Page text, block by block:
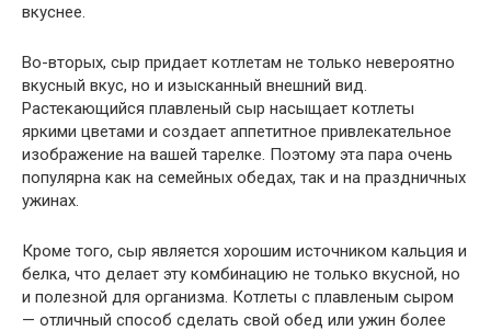
вкуснее.
Во-вторых, сыр придает котлетам не только невероятно
вкусный вкус, но и изысканный внешний вид.
Растекающийся плавленый сыр насыщает котлеты
яркими цветами и создает аппетитное привлекательное
изображение на вашей тарелке. Поэтому эта пара очень
популярна как на семейных обедах, так и на праздничных
ужинах.
Кроме того, сыр является хорошим источником кальция и
белка, что делает эту комбинацию не только вкусной, но
и полезной для организма. Котлеты с плавленым сыром
— отличный способ сделать свой обед или ужин более